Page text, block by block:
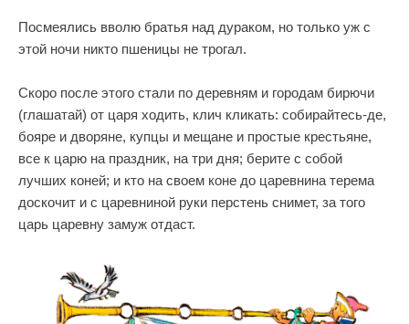
Посмеялись вволю братья над дураком, но только уж с
этой ночи никто пшеницы не трогал.
Скоро после этого стали по деревням и городам бирючи
(глашатай) от царя ходить, клич кликать: собирайтесь-де,
бояре и дворяне, купцы и мещане и простые крестьяне,
все к царю на праздник, на три дня; берите с собой
лучших коней; и кто на своем коне до царевнина терема
доскочит и с царевниной руки перстень снимет, за того
царь царевну замуж отдаст.